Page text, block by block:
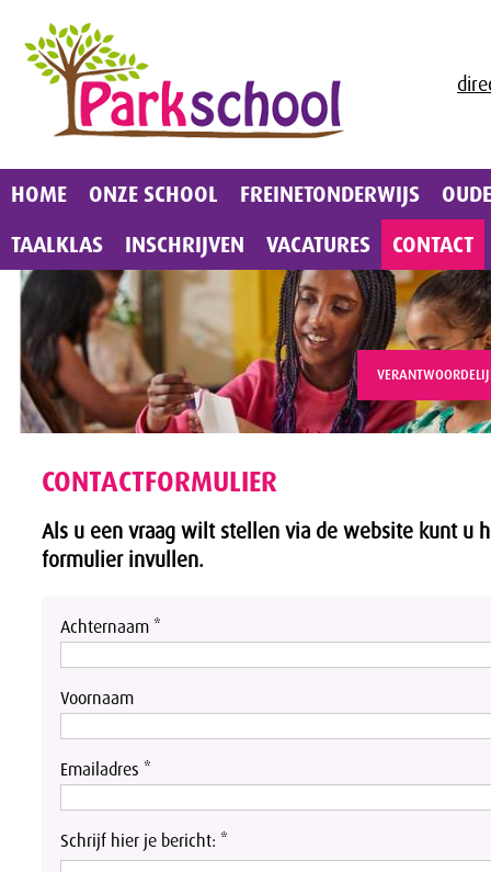
HOME ONZE SCHOOL FREINETONDERWIJS
TAALKLAS
INSCHRIJVEN VACATURES CONTACT
CONTACTFORMULIER
Als u een vraag wilt stellen via de website kunt u
formulier invullen.
Achternaam *
Voornaam
Emailadres *
Schrijf hier je bericht: *